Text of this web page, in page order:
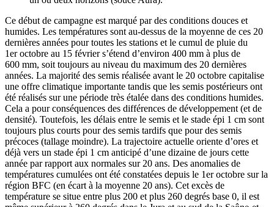
Ce début de campagne est marqué par des conditions douces et
humides. Les températures sont au-dessus de la moyenne de ces 20
dernières années pour toutes les stations et le cumul de pluie du
1er octobre au 15 février s’étend d’environ 400 mm à plus de
600 mm, soit toujours au niveau du maximum des 20 dernières
années. La majorité des semis réalisée avant le 20 octobre capitalise
une offre climatique importante tandis que les semis postérieurs ont
été réalisés sur une période très étalée dans des conditions humides.
Cela a pour conséquences des différences de développement (et de
densité). Toutefois, les délais entre le semis et le stade épi 1 cm sont
toujours plus courts pour des semis tardifs que pour des semis
précoces (tallage moindre). La trajectoire actuelle oriente d’ores et
déjà vers un stade épi 1 cm anticipé d’une dizaine de jours cette
année par rapport aux normales sur 20 ans. Des anomalies de
températures cumulées ont été constatées depuis le 1er octobre sur la
région BFC (en écart à la moyenne 20 ans). Cet excès de
température se situe entre plus 200 et plus 260 degrés base 0, il est